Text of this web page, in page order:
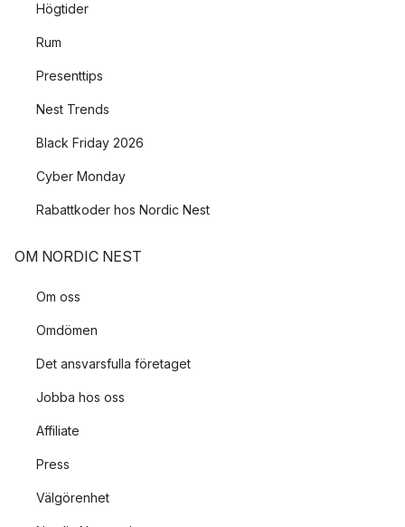
Högtider
Rum
Presenttips
Nest Trends
Black Friday 2026
Cyber Monday
Rabattkoder hos Nordic Nest
OM NORDIC NEST
Om oss
Omdömen
Det ansvarsfulla företaget
Jobba hos oss
Affiliate
Press
Välgörenhet